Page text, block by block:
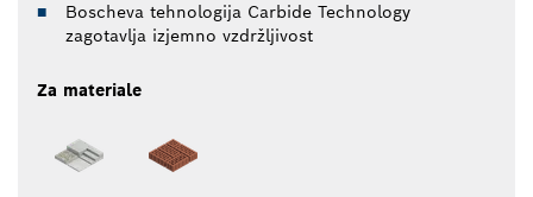
Boscheva tehnologija Carbide Technology
zagotavlja izjemno vzdržljivost
Za materiale